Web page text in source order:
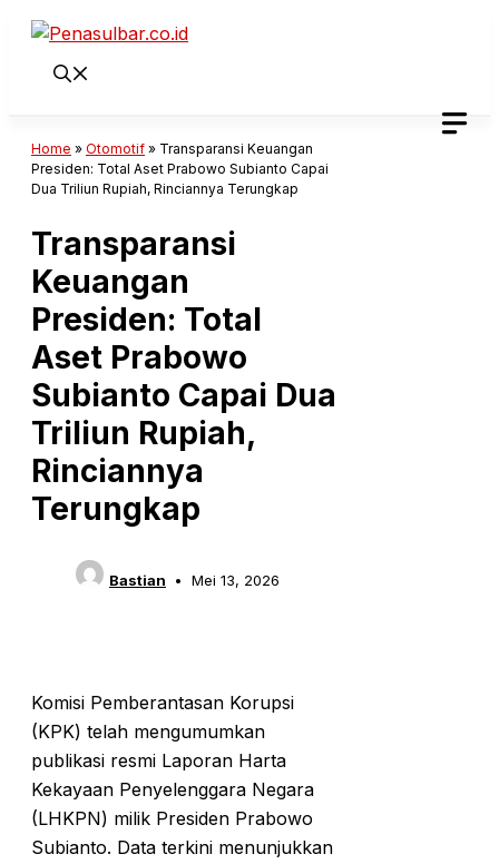
Langsung
Home » Otomotif » Transparansi Keuangan
Presiden: Total Aset Prabowo Subianto Capai
Dua Triliun Rupiah, Rinciannya Terungkap
Transparansi
Keuangan
Presiden: Total
Aset Prabowo
Subianto Capai Dua
Triliun Rupiah,
Rinciannya
Terungkap
Bastian Mei 13, 2026
Komisi Pemberantasan Korupsi
(KPK) telah mengumumkan
publikasi resmi Laporan Harta
Kekayaan Penyelenggara Negara
(LHKPN) milik Presiden Prabowo
Subianto. Data terkini menunjukkan